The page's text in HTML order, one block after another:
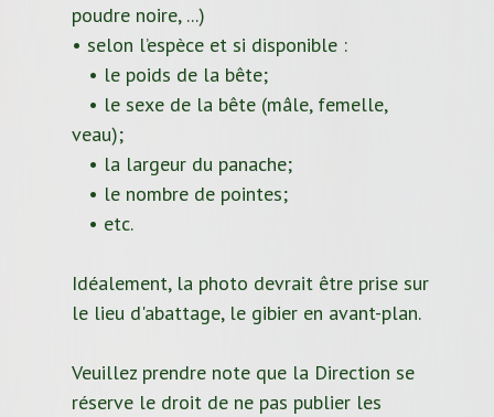
poudre noire, ...)
• selon l’espèce et si disponible :
• le poids de la bête;
• le sexe de la bête (mâle, femelle,
veau);
• la largeur du panache;
• le nombre de pointes;
• etc.
Idéalement, la photo devrait être prise sur
le lieu d'abattage, le gibier en avant-plan.
Veuillez prendre note que la Direction se
réserve le droit de ne pas publier les